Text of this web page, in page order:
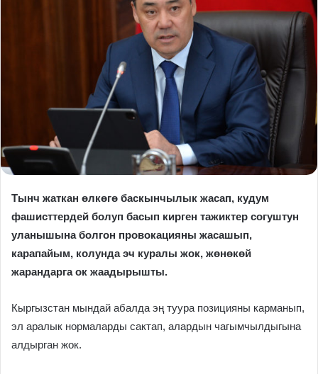
Тынч жаткан өлкөгө баскынчылык жасап, кудум
фашисттердей болуп басып кирген тажиктер согуштун
уланышына болгон провокацияны жасашып,
карапайым, колунда эч куралы жок, жөнөкөй
жарандарга ок жаадырышты.
Кыргызстан мындай абалда эң туура позицияны карманып,
эл аралык нормаларды сактап, алардын чагымчылдыгына
алдырган жок.